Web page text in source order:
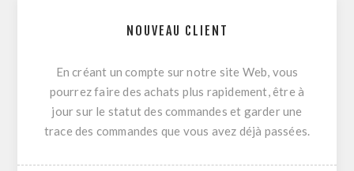
NOUVEAU CLIENT
En créant un compte sur notre site Web, vous
pourrez faire des achats plus rapidement, être à
jour sur le statut des commandes et garder une
trace des commandes que vous avez déjà passées.